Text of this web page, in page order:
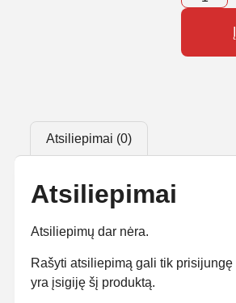
Atsiliepimai (0)
Atsiliepimai
Atsiliepimų dar nėra.
Rašyti atsiliepimą gali tik
yra įsigiję šį produktą.